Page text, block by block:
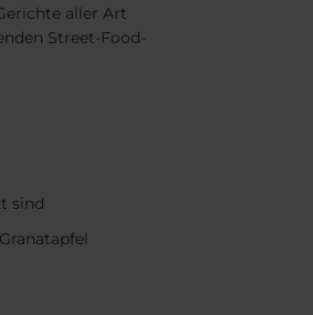
aller Art
Street-Food-
sind